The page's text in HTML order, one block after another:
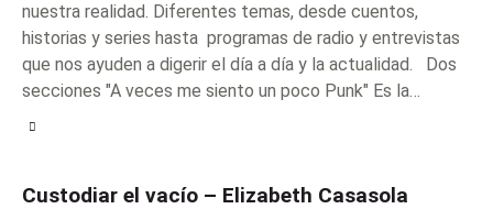
nuestra realidad. Diferentes temas, desde cuentos,
historias y series hasta programas de radio y entrevistas
que nos ayuden a digerir el día a día y la actualidad. Dos
secciones "A veces me siento un poco Punk" Es la…
Custodiar el vacío – Elizabeth Casasola